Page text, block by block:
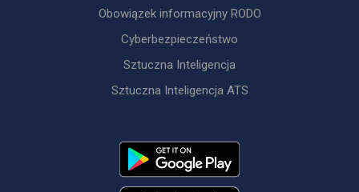
Obowiązek informacyjny RODO
Cyberbezpieczeństwo
Sztuczna Inteligencja
Sztuczna Inteligencja ATS